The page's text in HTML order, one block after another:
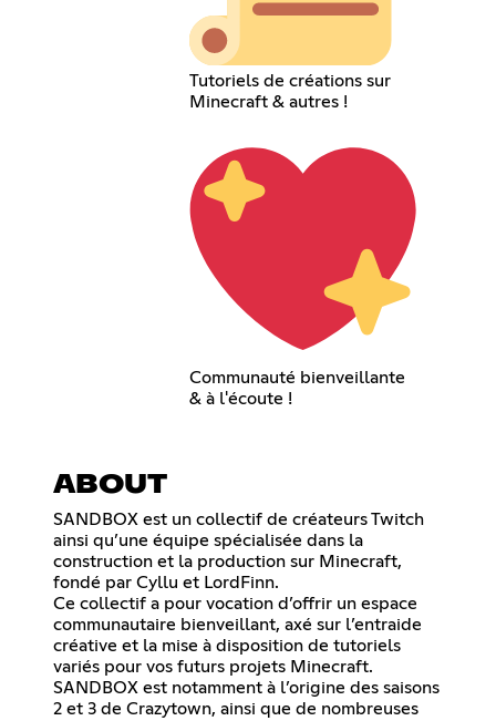
Tutoriels de créations sur
Minecraft & autres !
Communauté bienveillante
& à l'écoute !
ABOUT
SANDBOX est un collectif de créateurs Twitch
ainsi qu’une équipe spécialisée dans la
construction et la production sur Minecraft,
fondé par Cyllu et LordFinn.
Ce collectif a pour vocation d’offrir un espace
communautaire bienveillant, axé sur l’entraide
créative et la mise à disposition de tutoriels
variés pour vos futurs projets Minecraft.
SANDBOX est notamment à l’origine des saisons
2 et 3 de Crazytown, ainsi que de nombreuses